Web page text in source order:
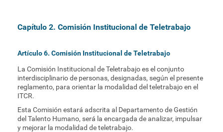
Capítulo 2. Comisión Institucional de Teletrabajo
Artículo 6. Comisión Institucional de Teletrabajo
La Comisión Institucional de Teletrabajo es el conjunto
interdisciplinario de personas, designadas, según el presente
reglamento, para orientar la modalidad del teletrabajo en el
ITCR.
Esta Comisión estará adscrita al Departamento de Gestión
del Talento Humano, será la encargada de analizar, impulsar
y mejorar la modalidad de teletrabajo.